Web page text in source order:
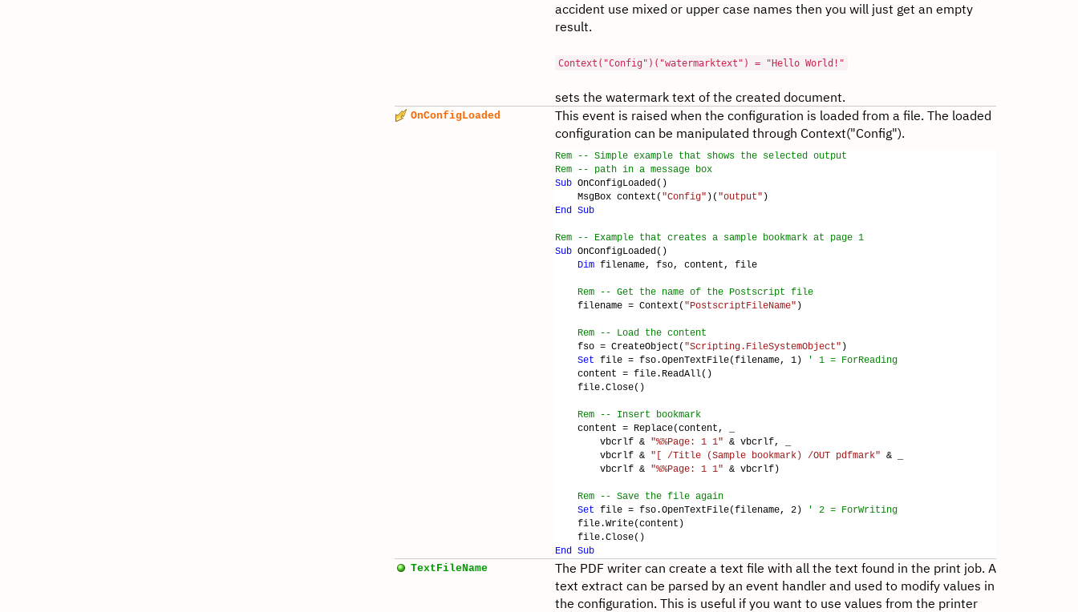
accident use mixed or upper case names then you will just get an empty
result.
Context("Config")("watermarktext") = "Hello World!"
sets the watermark text of the created document.
OnConfigLoaded
This event is raised when the configuration is loaded from a file. The loaded
configuration can be manipulated through Context("Config").
Rem -- Simple example that shows the selected output
Rem -- path in a message box
Sub OnConfigLoaded()
MsgBox context( "Config" )( "output" )
End Sub
Rem -- Example that creates a sample bookmark at page 1
Sub OnConfigLoaded()
Dim filename, fso, content, file
Rem -- Get the name of the Postscript file
filename = Context( "PostscriptFileName" )
Rem -- Load the content
fso = CreateObject( "Scripting.FileSystemObject" )
Set file = fso.OpenTextFile(filename, 1)
' 1 = ForReading
content = file.ReadAll()
file.Close()
Rem -- Insert bookmark
content = Replace(content, _
vbcrlf & "%%Page: 1 1" & vbcrlf, _
vbcrlf & "[ /Title (Sample bookmark) /OUT pdfmark" & _
vbcrlf & "%%Page: 1 1" & vbcrlf)
Rem -- Save the file again
Set file = fso.OpenTextFile(filename, 2)
' 2 = ForWriting
file.Write(content)
file.Close()
End Sub
TextFileName
The PDF writer can create a text file with all the text found in the print job. A
text extract can be parsed by an event handler and used to modify values in
the configuration. This is useful if you want to use values from the printer